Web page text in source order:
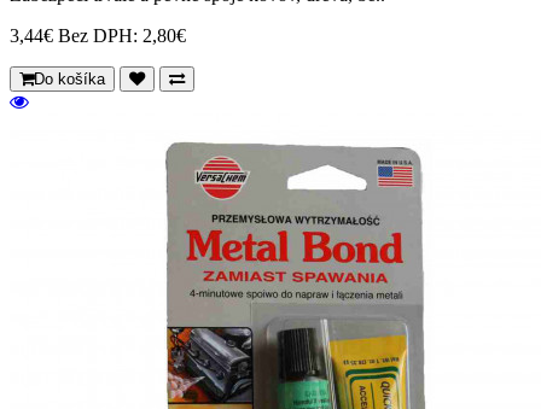
3,44€ Bez DPH: 2,80€
Do košíka